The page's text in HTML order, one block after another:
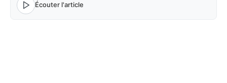
Écouter l'article